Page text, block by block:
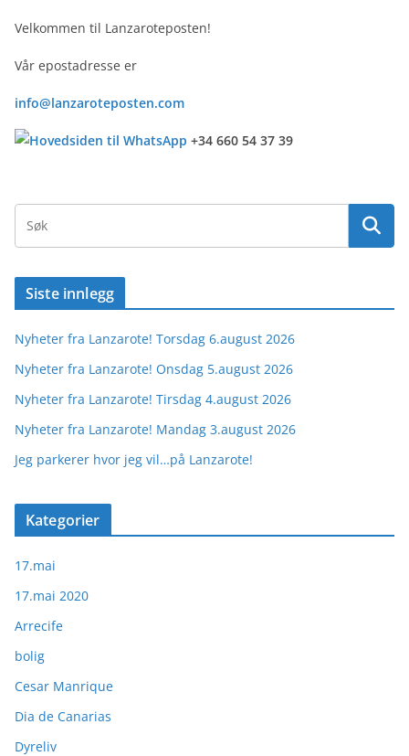
Velkommen til Lanzaroteposten!
Vår epostadresse er
info@lanzaroteposten.com
+34 660 54 37 39
Siste innlegg
Nyheter fra Lanzarote! Torsdag 6.august 2026
Nyheter fra Lanzarote! Onsdag 5.august 2026
Nyheter fra Lanzarote! Tirsdag 4.august 2026
Nyheter fra Lanzarote! Mandag 3.august 2026
Jeg parkerer hvor jeg vil…på Lanzarote!
Kategorier
17.mai
17.mai 2020
Arrecife
bolig
Cesar Manrique
Dia de Canarias
Dyreliv